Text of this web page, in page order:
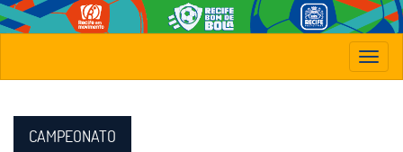
Toggle
CAMPEONATO